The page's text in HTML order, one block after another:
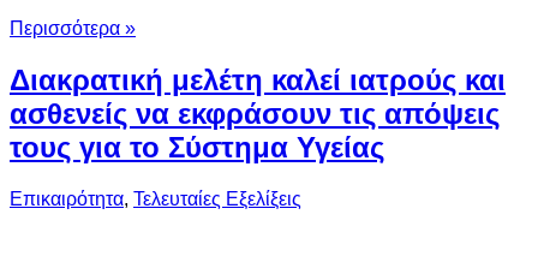
Περισσότερα »
Διακρατική μελέτη καλεί ιατρούς και
ασθενείς να εκφράσουν τις απόψεις
τους για το Σύστημα Υγείας
Επικαιρότητα, Τελευταίες Εξελίξεις